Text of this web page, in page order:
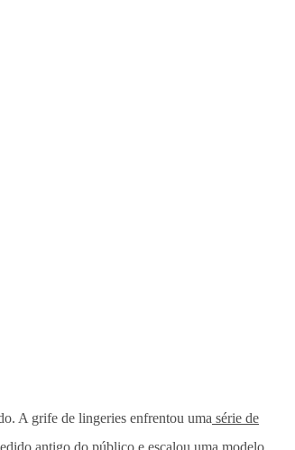
A grife de lingeries enfrentou uma série de